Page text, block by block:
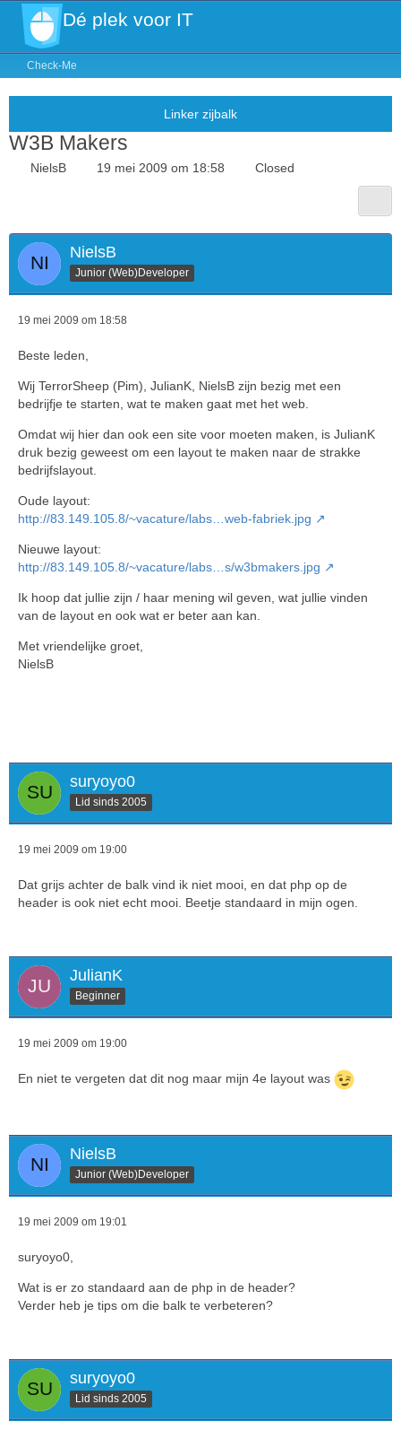
Dé plek voor IT
Check-Me
W3B Makers
NielsB 19 mei 2009 om 18:58 Closed
NielsB
Junior (Web)Developer
19 mei 2009 om 18:58
Beste leden,
Wij TerrorSheep (Pim), JulianK, NielsB zijn bezig met een
bedrijfje te starten, wat te maken gaat met het web.
Omdat wij hier dan ook een site voor moeten maken, is JulianK
druk bezig geweest om een layout te maken naar de strakke
bedrijfslayout.
Oude layout:
http://83.149.105.8/~vacature/labs…web-fabriek.jpg
Nieuwe layout:
http://83.149.105.8/~vacature/labs…s/w3bmakers.jpg
Ik hoop dat jullie zijn / haar mening wil geven, wat jullie vinden
van de layout en ook wat er beter aan kan.
Met vriendelijke groet,
NielsB
suryoyo0
Lid sinds 2005
19 mei 2009 om 19:00
Dat grijs achter de balk vind ik niet mooi, en dat php op de
header is ook niet echt mooi. Beetje standaard in mijn ogen.
JulianK
Beginner
19 mei 2009 om 19:00
En niet te vergeten dat dit nog maar mijn 4e layout was
NielsB
Junior (Web)Developer
19 mei 2009 om 19:01
suryoyo0,
Wat is er zo standaard aan de php in de header?
Verder heb je tips om die balk te verbeteren?
suryoyo0
Lid sinds 2005